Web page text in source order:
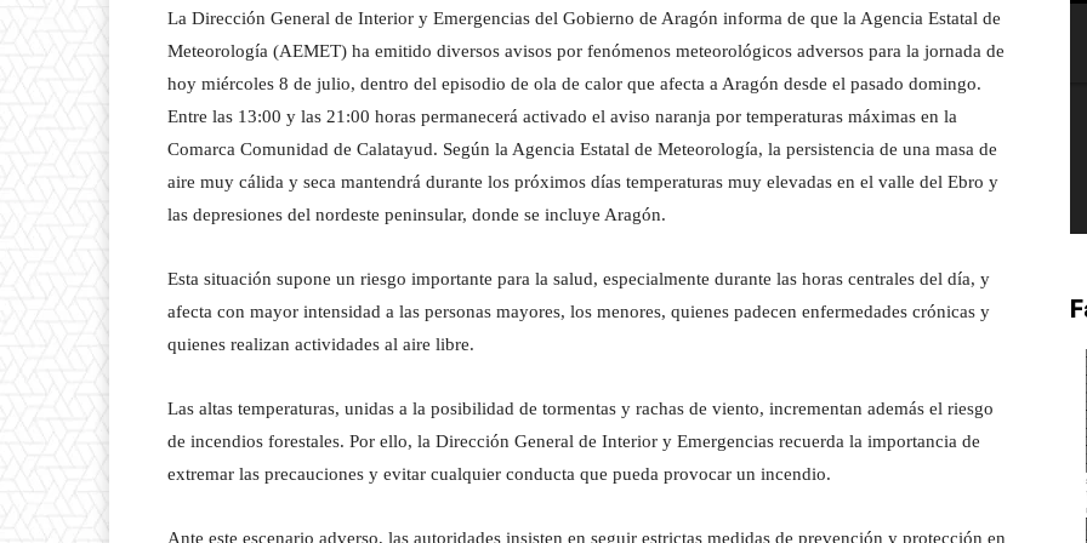
La Dirección General de Interior y Emergencias del Gobierno de Aragón informa de que la Agencia Estatal de
Meteorología (AEMET) ha emitido diversos avisos por fenómenos meteorológicos adversos para la jornada de
hoy miércoles 8 de julio, dentro del episodio de ola de calor que afecta a Aragón desde el pasado domingo.
Entre las 13:00 y las 21:00 horas permanecerá activado el aviso naranja por temperaturas máximas en la
Comarca Comunidad de Calatayud. Según la Agencia Estatal de Meteorología, la persistencia de una masa de
aire muy cálida y seca mantendrá durante los próximos días temperaturas muy elevadas en el valle del Ebro y
las depresiones del nordeste peninsular, donde se incluye Aragón.
Esta situación supone un riesgo importante para la salud, especialmente durante las horas centrales del día, y
afecta con mayor intensidad a las personas mayores, los menores, quienes padecen enfermedades crónicas y
quienes realizan actividades al aire libre.
Las altas temperaturas, unidas a la posibilidad de tormentas y rachas de viento, incrementan además el riesgo
de incendios forestales. Por ello, la Dirección General de Interior y Emergencias recuerda la importancia de
extremar las precauciones y evitar cualquier conducta que pueda provocar un incendio.
Ante este escenario adverso, las autoridades insisten en seguir estrictas medidas de prevención y protección en